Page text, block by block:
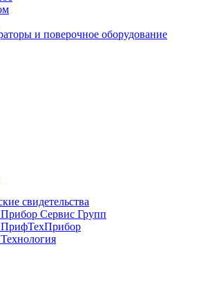
и поверочное оборудование
свидетельства
Сервис Групп